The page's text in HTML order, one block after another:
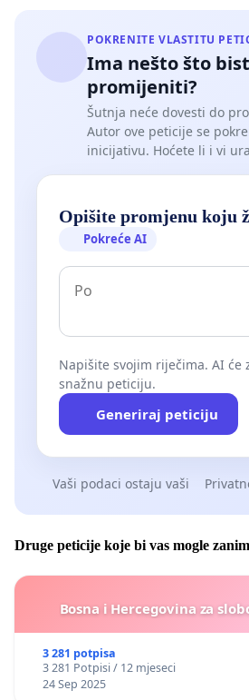
POKRENITE VLASTITU
Ima nešto što
promijeniti?
Šutnja neće dovesti do
Autor ove peticije se
inicijativu. Hoćete li i vi
Opišite promjenu koju
Pokreće AI
Napišite svojim riječima. AI će
snažnu peticiju.
Generiraj peticiju
Vaši podaci ostaju vaši
Druge peticije koje bi vas mogle
Bosna i Hercegovina za
3 281 potpisa
3 281 Potpisi / 12 mjeseci
24 Sep 2025